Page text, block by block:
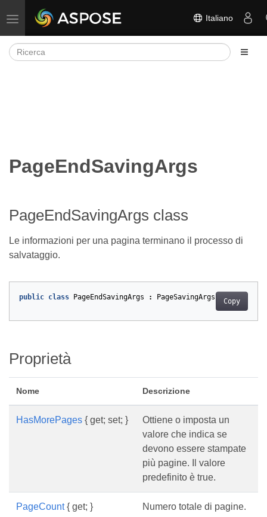
Attiva/disattiva la navigazione Italiano
PageEndSavingArgs
PageEndSavingArgs class
Le informazioni per una pagina terminano il processo di
salvataggio.
Copy
public class PageEndSavingArgs : PageSavingArgs
Proprietà
Nome Descrizione
HasMorePages { get; set; }
Ottiene o imposta un
valore che indica se
devono essere stampate
più pagine. Il valore
predefinito è true.
PageCount{ get; } Numero totale di pagine.